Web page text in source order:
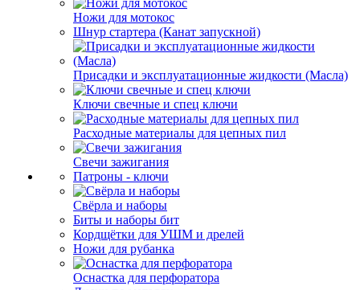
Ножи для мотокос
Шнур стартера (Канат запускной)
Присадки и эксплуатационные жидкости (Масла)
Ключи свечные и спец ключи
Расходные материалы для цепных пил
Свечи зажигания
Патроны - ключи
Свёрла и наборы
Биты и наборы бит
Кордщётки для УШМ и дрелей
Ножи для рубанка
Оснастка для перфоратора